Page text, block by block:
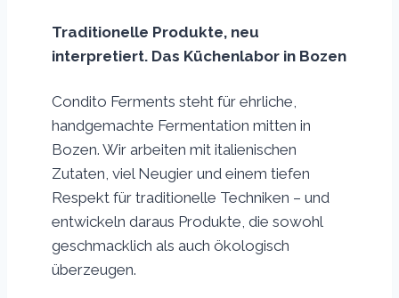
Traditionelle Produkte, neu
interpretiert. Das Küchenlabor in Bozen
Condito Ferments steht für ehrliche,
handgemachte Fermentation mitten in
Bozen. Wir arbeiten mit italienischen
Zutaten, viel Neugier und einem tiefen
Respekt für traditionelle Techniken – und
entwickeln daraus Produkte, die sowohl
geschmacklich als auch ökologisch
überzeugen.